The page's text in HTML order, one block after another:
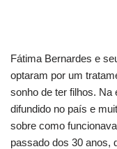
Fátima Bernardes e
optaram por um
sonho de ter filhos. Na
difundido no país e
sobre como
passado dos 30 anos,